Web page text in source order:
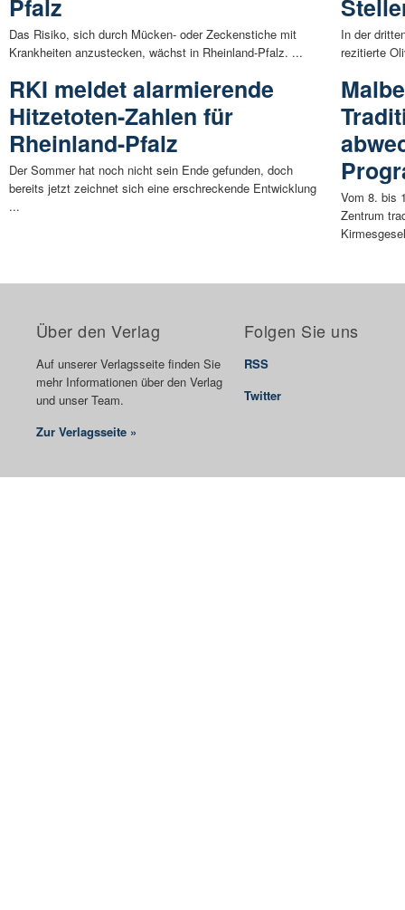
Pfalz
Das Risiko, sich durch Mücken- oder Zeckenstiche mit
Krankheiten anzustecken, wächst in Rheinland-Pfalz. ...
RKI meldet alarmierende
Hitzetoten-Zahlen für
Rheinland-Pfalz
Der Sommer hat noch nicht sein Ende gefunden, doch
bereits jetzt zeichnet sich eine erschreckende Entwicklung
...
In der
rezitierte
Vom 8. bis
Zentrum
Über den Verlag
Auf unserer Verlagsseite finden Sie
mehr Informationen über den Verlag
und unser Team.
Zur Verlagsseite »
Folgen Sie uns
RSS
Twitter